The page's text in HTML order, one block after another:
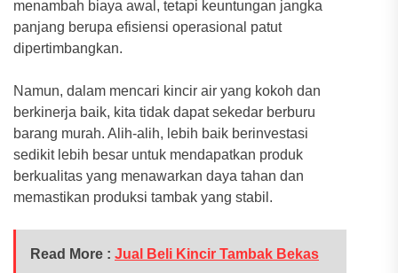
menambah biaya awal, tetapi keuntungan jangka
panjang berupa efisiensi operasional patut
dipertimbangkan.
Namun, dalam mencari kincir air yang kokoh dan
berkinerja baik, kita tidak dapat sekedar berburu
barang murah. Alih-alih, lebih baik berinvestasi
sedikit lebih besar untuk mendapatkan produk
berkualitas yang menawarkan daya tahan dan
memastikan produksi tambak yang stabil.
Read More : Jual Beli Kincir Tambak Bekas